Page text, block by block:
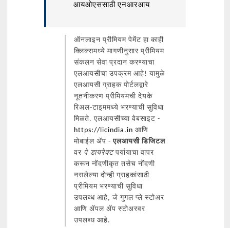
आयओएससाठी एनआरआय
ऑनलाइन प्रीमियम पेमेंट हा काही
क्लिक्समध्ये मागणीनुसार प्रीमियम
संकलन सेवा प्रदान करण्याचा
एलआयसीचा उपक्रम आहे! यामुळे
एलआयसी ग्राहक पोर्टलद्वारे
नूतनीकरण प्रीमियमची देयके
रिअल-टाइममध्ये भरण्याची सुविधा
मिळते. एलआयसीच्या वेबसाइट -
https://licindia.in आणि
मोबाईल ॲप -एलआयसी डिजिटल
वर पे डायरेक्टपर्यायाचा वापर
करून नोंदणीकृत तसेच नोंदणी
नसलेल्या दोन्ही ग्राहकांसाठी
प्रीमियम भरण्याची सुविधा
उपलब्ध आहे, जे गुगल प्ले स्टोअर
आणि ॲपल ॲप स्टोअरवर
उपलब्ध आहे.